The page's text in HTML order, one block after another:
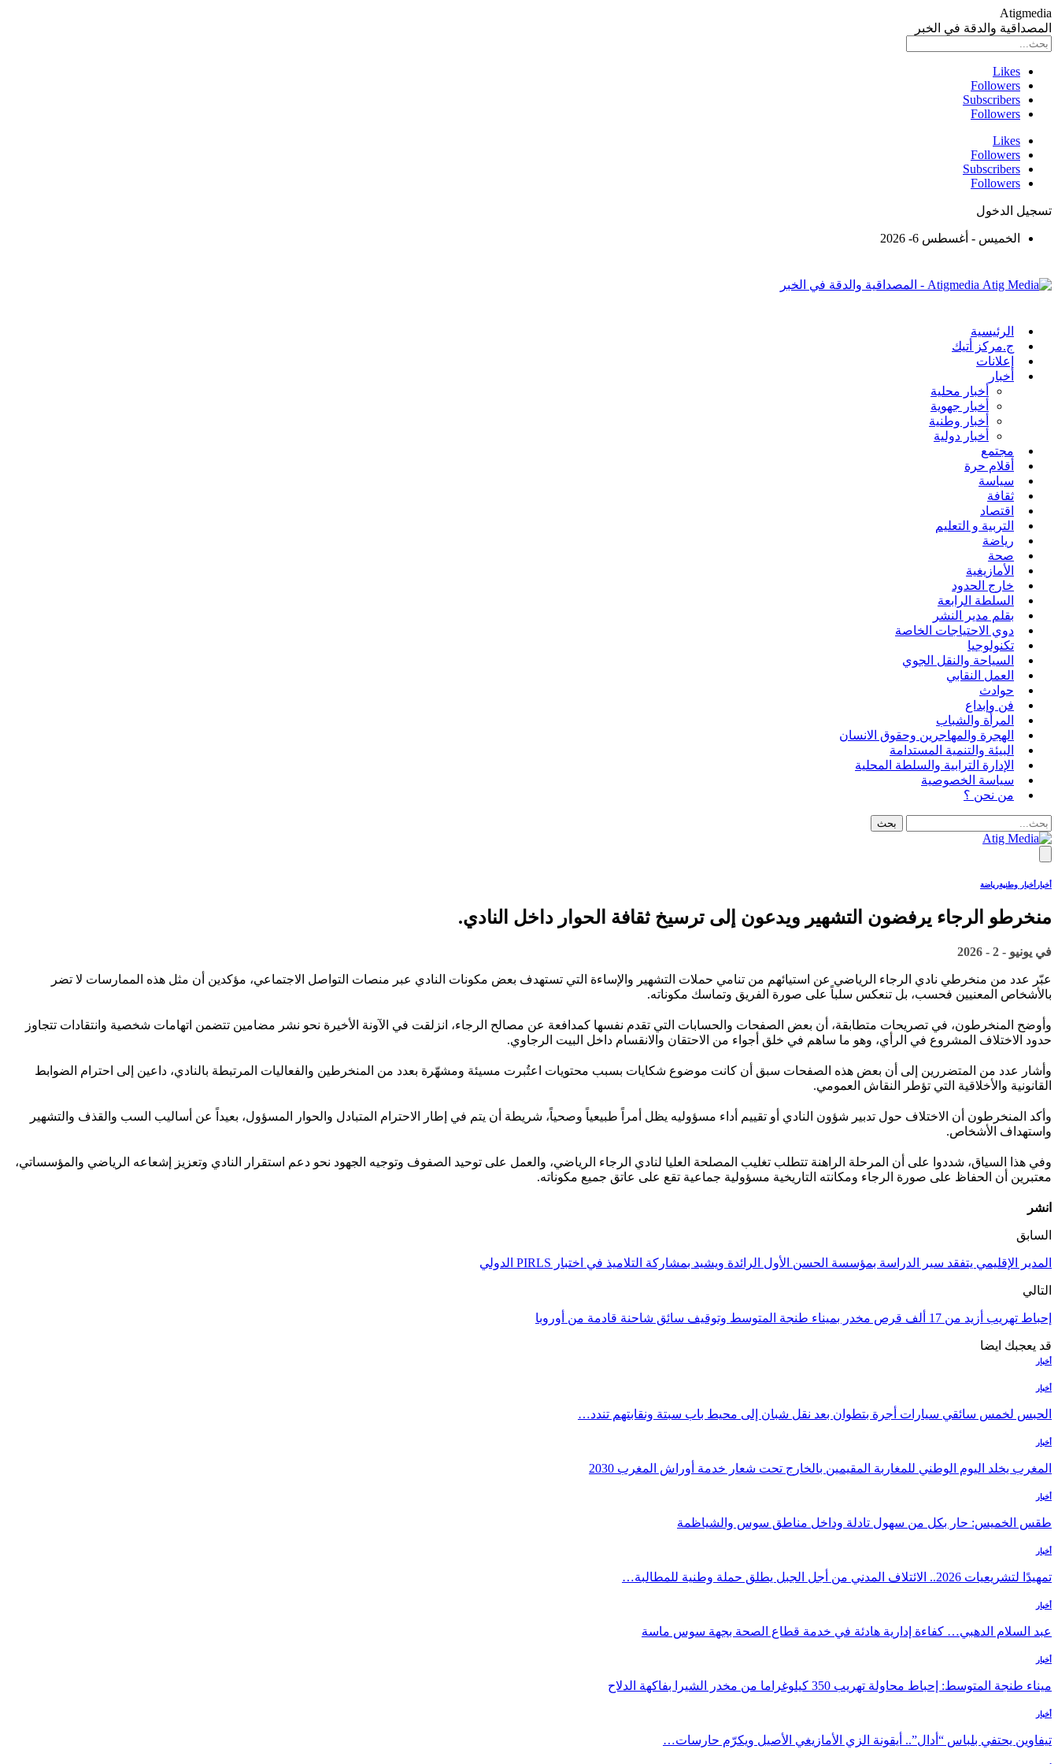
Atigmedia
المصداقية والدقة في الخبر
Likes
Followers
Subscribers
Followers
Likes
Followers
Subscribers
Followers
تسجيل الدخول
الخميس - أغسطس 6- 2026
Atigmedia - المصداقية والدقة في الخبر
الرئيسية
ج.مركز أتيك
إعلانات
أخبار
أخبار محلية
أخبار جهوية
أخبار وطنية
أخبار دولية
مجتمع
أقلام حرة
سياسة
ثقافة
اقتصاد
التربية و التعليم
رياضة
صحة
الأمازيغية
خارج الحدود
السلطة الرابعة
بقلم مدير النشر
دوي الاحتياجات الخاصة
تكنولوجيا
السياحة والنقل الجوي
العمل النقابي
حوادث
فن وإبداع
المرأة والشباب
الهجرة والمهاجرين وحقوق الانسان
البيئة والتنمية المستدامة
الإدارة الترابية والسلطة المحلية
سياسة الخصوصية
من نحن ؟
أخبار أخبار وطنيةرياضة
منخرطو الرجاء يرفضون التشهير ويدعون إلى ترسيخ ثقافة الحوار داخل النادي.
في يونيو - 2 - 2026
عبّر عدد من منخرطي نادي الرجاء الرياضي عن استيائهم من تنامي حملات التشهير والإساءة التي تستهدف بعض مكونات النادي عبر منصات التواصل الاجتماعي، مؤكدين أن مثل هذه الممارسات لا تضر
بالأشخاص المعنيين فحسب، بل تنعكس سلباً على صورة الفريق وتماسك مكوناته.
وأوضح المنخرطون، في تصريحات متطابقة، أن بعض الصفحات والحسابات التي تقدم نفسها كمدافعة عن مصالح الرجاء، انزلقت في الآونة الأخيرة نحو نشر مضامين تتضمن اتهامات شخصية وانتقادات تتجاوز
حدود الاختلاف المشروع في الرأي، وهو ما ساهم في خلق أجواء من الاحتقان والانقسام داخل البيت الرجاوي.
وأشار عدد من المتضررين إلى أن بعض هذه الصفحات سبق أن كانت موضوع شكايات بسبب محتويات اعتُبرت مسيئة ومشهّرة بعدد من المنخرطين والفعاليات المرتبطة بالنادي، داعين إلى احترام الضوابط
القانونية والأخلاقية التي تؤطر النقاش العمومي.
وأكد المنخرطون أن الاختلاف حول تدبير شؤون النادي أو تقييم أداء مسؤوليه يظل أمراً طبيعياً وصحياً، شريطة أن يتم في إطار الاحترام المتبادل والحوار المسؤول، بعيداً عن أساليب السب والقذف والتشهير
واستهداف الأشخاص.
وفي هذا السياق، شددوا على أن المرحلة الراهنة تتطلب تغليب المصلحة العليا لنادي الرجاء الرياضي، والعمل على توحيد الصفوف وتوجيه الجهود نحو دعم استقرار النادي وتعزيز إشعاعه الرياضي والمؤسساتي،
معتبرين أن الحفاظ على صورة الرجاء ومكانته التاريخية مسؤولية جماعية تقع على عاتق جميع مكوناته.
انشر
السابق
المدير الإقليمي يتفقد سير الدراسة بمؤسسة الحسن الأول الرائدة ويشيد بمشاركة التلاميذ في اختبار PIRLS الدولي
التالي
إحباط تهريب أزيد من 17 ألف قرص مخدر بميناء طنجة المتوسط وتوقيف سائق شاحنة قادمة من أوروبا
قد يعجبك ايضا
أخبار
أخبار
الحبس لخمس سائقي سيارات أجرة بتطوان بعد نقل شبان إلى محيط باب سبتة ونقابتهم تندد…
أخبار
المغرب يخلد اليوم الوطني للمغاربة المقيمين بالخارج تحت شعار خدمة أوراش المغرب 2030
أخبار
طقس الخميس: ﺣﺎﺭ بكل من سهول تادلة وداخل مناطق سوس والشياظمة
أخبار
تمهيدًا لتشريعيات 2026.. الائتلاف المدني من أجل الجبل يطلق حملة وطنية للمطالبة…
أخبار
عبد السلام الدهبي… كفاءة إدارية هادئة في خدمة قطاع الصحة بجهة سوس ماسة
أخبار
ميناء طنجة المتوسط: إحباط محاولة تهريب 350 كيلوغراما من مخدر الشيرا بفاكهة الدلاح
أخبار
تيفاوين يحتفي بلباس “أدال”.. أيقونة الزي الأمازيغي الأصيل ويكرّم حارسات…